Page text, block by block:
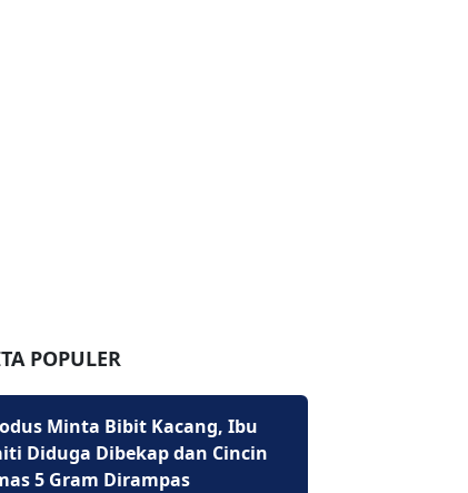
POPULER
Minta Bibit Kacang, Ibu
Diduga Dibekap dan Cincin
5 Gram Dirampas